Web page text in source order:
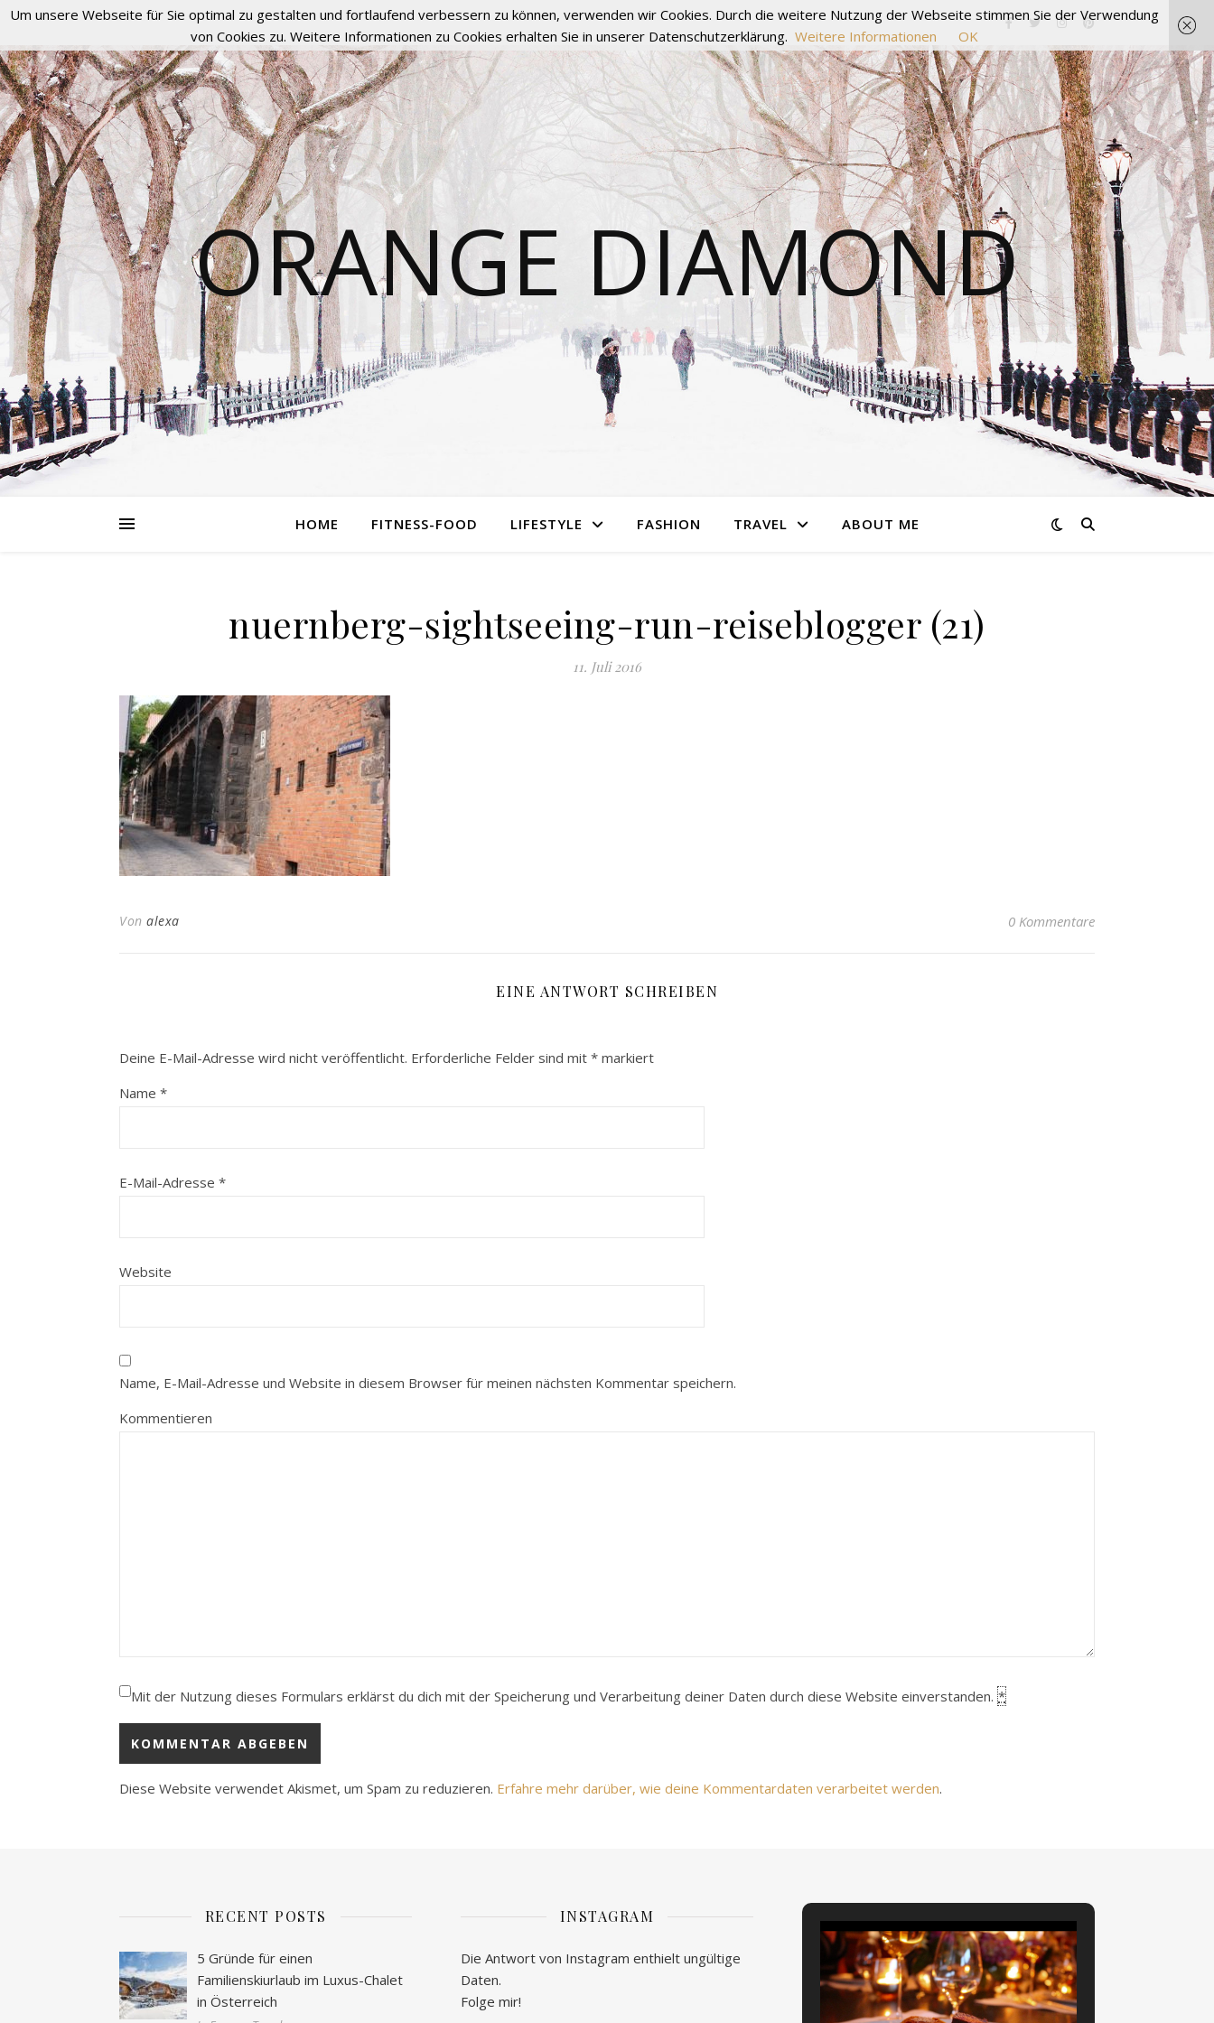
ORANGE DIAMOND
HOME FITNESS-FOOD LIFESTYLE FASHION TRAVEL ABOUT ME
nuernberg-sightseeing-run-reiseblogger (21)
11. Juli 2016
Von alexa 0 Kommentare
EINE ANTWORT SCHREIBEN
Deine E-Mail-Adresse wird nicht veröffentlicht. Erforderliche Felder sind mit * markiert
Name *
E-Mail-Adresse *
Website
Name, E-Mail-Adresse und Website in diesem Browser für meinen nächsten Kommentar speichern.
Kommentieren
Mit der Nutzung dieses Formulars erklärst du dich mit der Speicherung und Verarbeitung deiner Daten durch diese Website einverstanden. *
Diese Website verwendet Akismet, um Spam zu reduzieren. Erfahre mehr darüber, wie deine Kommentardaten verarbeitet werden.
RECENT POSTS
5 Gründe für einen
Familienskiurlaub im Luxus-Chalet
in Österreich
INSTAGRAM
Die Antwort von Instagram enthielt ungültige
Daten.
Folge mir!
Um unsere Webseite für Sie optimal zu gestalten und fortlaufend verbessern zu können, verwenden wir Cookies. Durch die weitere Nutzung der Webseite stimmen Sie der Verwendung
von Cookies zu. Weitere Informationen zu Cookies erhalten Sie in unserer Datenschutzerklärung. Weitere Informationen OK